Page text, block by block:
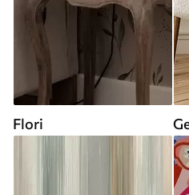
Flori